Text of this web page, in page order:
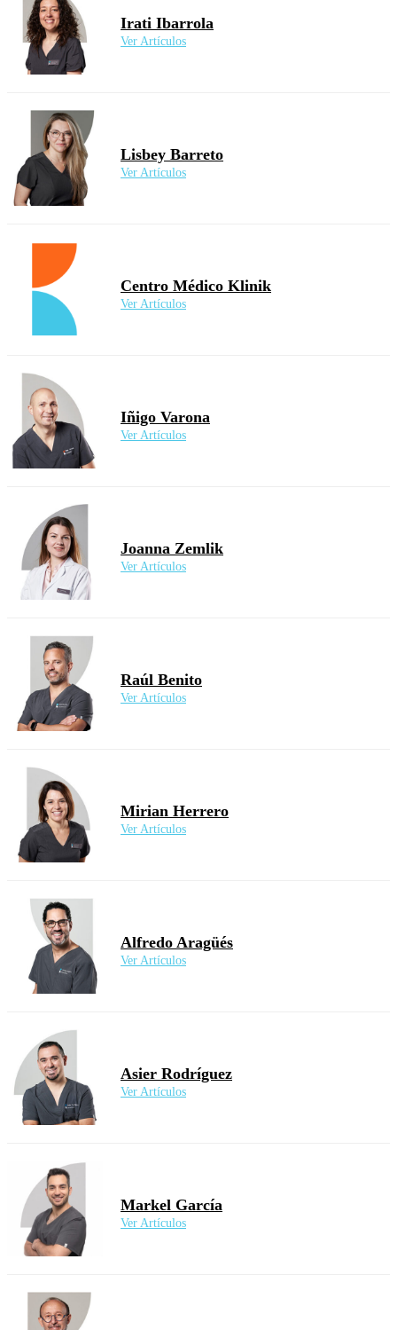
Irati Ibarrola
Ver Artículos
Lisbey Barreto
Ver Artículos
Centro Médico Klinik
Ver Artículos
Iñigo Varona
Ver Artículos
Joanna Zemlik
Ver Artículos
Raúl Benito
Ver Artículos
Mirian Herrero
Ver Artículos
Alfredo Aragüés
Ver Artículos
Asier Rodríguez
Ver Artículos
Markel García
Ver Artículos